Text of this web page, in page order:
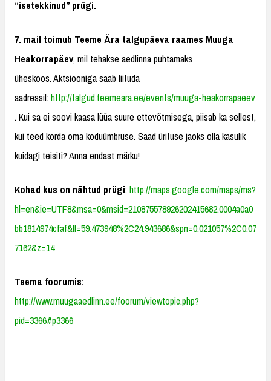
“isetekkinud” prügi.
7. mail toimub Teeme Ära talgupäeva raames Muuga
Heakorrapäev, mil tehakse aedlinna puhtamaks
üheskoos. Aktsiooniga saab liituda
aadressil:http://talgud.teemeara.ee/events/muuga-heakorrapaeev
. Kui sa ei soovi kaasa lüüa suure ettevõtmisega, piisab ka sellest,
kui teed korda oma koduümbruse. Saad ürituse jaoks olla kasulik
kuidagi teisiti? Anna endast märku!
Kohad kus on nähtud prügi:http://maps.google.com/maps/ms?
hl=en&ie=UTF8&msa=0&msid=210875578926202415682.0004a0a0
bb1814974cfaf&ll=59.473948%2C24.943686&spn=0.021057%2C0.07
7162&z=14
Teema foorumis:
http://www.muugaaedlinn.ee/foorum/viewtopic.php?
pid=3366#p3366